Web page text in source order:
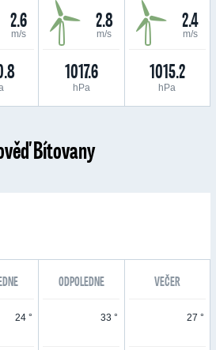
2.6
m/s
2.8
m/s
1017.6
hPa
2.4
m/s
1015.2
hPa
Bítovany
ODPOLEDNE VEČER
24 ° 33 ° 27 °